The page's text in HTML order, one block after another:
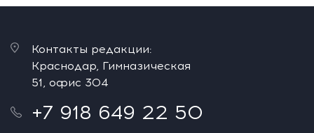
Контакты редакции:
Краснодар, Гимназическая
51, офис 304
+7 918 649 22 50